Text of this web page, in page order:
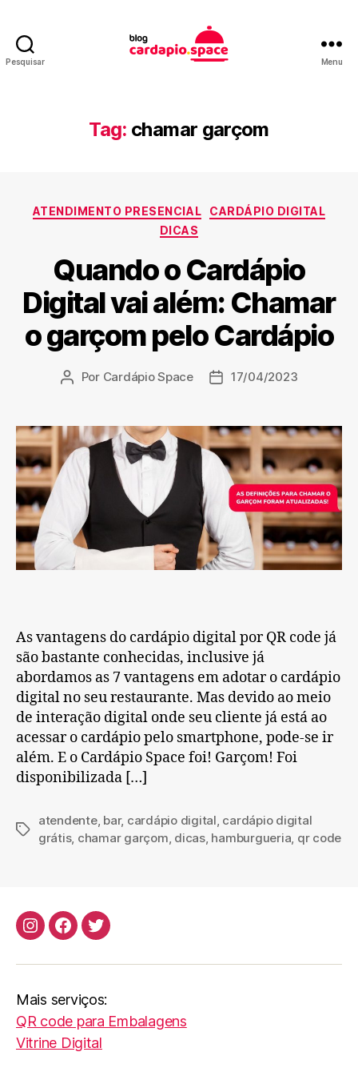
Pesquisar Menu
Tag: chamar garçom
Categorias
ATENDIMENTO PRESENCIAL
CARDÁPIO DIGITAL
DICAS
Quando o Cardápio
Digital vai além: Chamar
o garçom pelo Cardápio
Autor
Por Cardápio Space
Data17/04/2023
As vantagens do cardápio digital por QR code já
são bastante conhecidas, inclusive já
abordamos as 7 vantagens em adotar o cardápio
digital no seu restaurante. Mas devido ao meio
de interação digital onde seu cliente já está ao
acessar o cardápio pelo smartphone, pode-se ir
além. E o Cardápio Space foi! Garçom! Foi
disponibilizada […]
Tags
atendente, bar, cardápio digital, cardápio digital
grátis, chamar garçom, dicas, hamburgueria, qr code
Instagram
Facebook
Twitter
Mais serviços:
QR code para Embalagens
Vitrine Digital